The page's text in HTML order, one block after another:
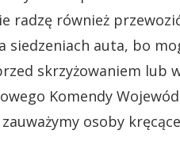
radzę również
siedzeniach auta, bo
skrzyżowaniem lub
Komendy
osoby